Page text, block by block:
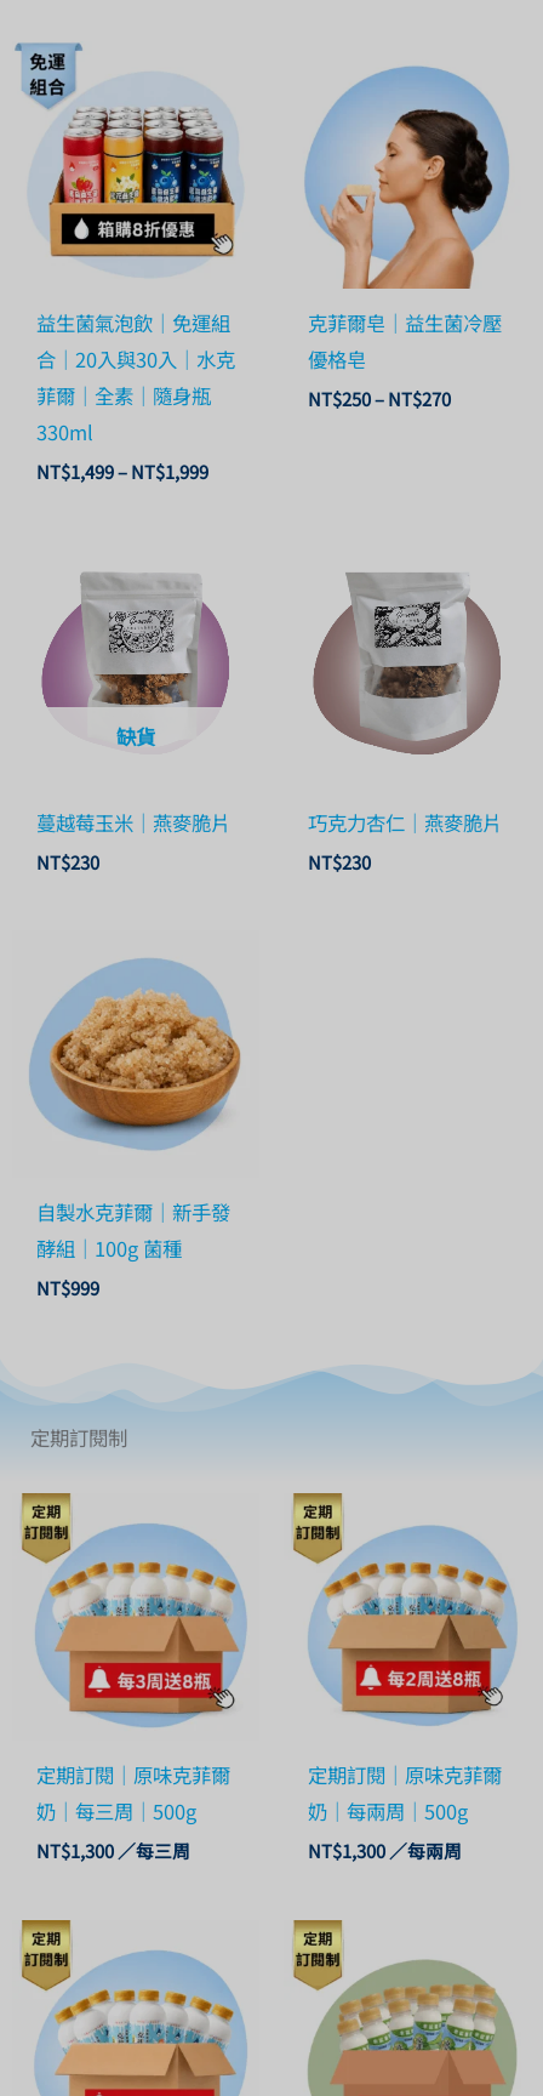
益生菌氣泡飲｜免運組
合｜20入與30入｜水克
菲爾｜全素｜隨身瓶
330ml
NT$1,499– NT$1,999
圍：
NT$1,499
到
NT$1,999
克菲爾皂｜益生菌冷壓
優格皂
NT$250– NT$270
格
圍：
NT$250
到
NT$270
缺貨
蔓越莓玉米｜燕麥脆片
NT$230
巧克力杏仁｜燕麥脆片
NT$230
自製水克菲爾｜新手發
酵組｜100g 菌種
NT$999
定期訂閱制
定期訂閱｜原味克菲爾
奶｜每三周｜500g
NT$1,300 ／每三周
定期訂閱｜原味克菲爾
奶｜每兩周｜500g
NT$1,300 ／每兩周